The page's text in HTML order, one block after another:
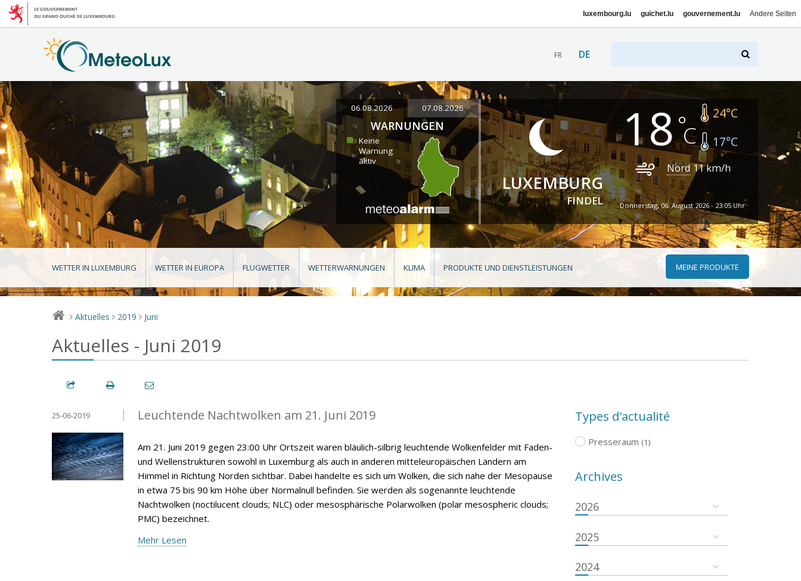
luxembourg.lu guichet.lu gouvernement.lu Andere Seiten
FR DE
06.08.2026 07.08.2026
WARNUNGEN
Keine
Warnung
aktiv
LUXEMBURG
FINDEL
18 24°C
17°C
Nord 11km/h
Donnerstag, 06. August 2026 - 23:05 Uhr
WETTER IN LUXEMBURG WETTER IN EUROPA FLUGWETTER WETTERWARNUNGEN KLIMA PRODUKTE UND DIENSTLEISTUNGEN MEINE PRODUKTE
> Aktuelles > 2019 > Juni
Aktuelles - Juni 2019
Leuchtende Nachtwolken am 21. Juni 2019
25-06-2019
Am 21. Juni 2019 gegen 23:00 Uhr Ortszeit waren bläulich-silbrig leuchtende Wolkenfelder mit Faden-
und Wellenstrukturen sowohl in Luxemburg als auch in anderen mitteleuropäischen Ländern am
Himmel in Richtung Norden sichtbar. Dabei handelte es sich um Wolken, die sich nahe der Mesopause
in etwa 75 bis 90 km Höhe über Normalnull befinden. Sie werden als sogenannte leuchtende
Nachtwolken (noctilucent clouds; NLC) oder mesosphärische Polarwolken (polar mesospheric clouds;
PMC) bezeichnet.
Mehr Lesen
Types d'actualité
Presseraum (1)
Archives
2026
2025
2024